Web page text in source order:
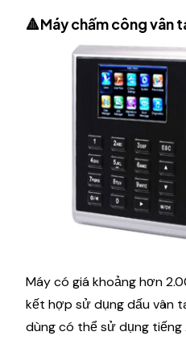
🔺Máy chấm công vân
Máy có giá khoảng hơn
kết hợp sử dụng dấu vân
dùng có thể sử dụng